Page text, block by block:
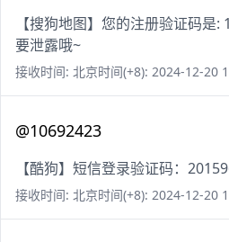
【搜狗地图】您的注册验证码是
要泄露哦~
接收时间: 北京时间(+8): 2024-12-20
@10692423
【酷狗】短信登录验证码：
接收时间: 北京时间(+8): 2024-12-20